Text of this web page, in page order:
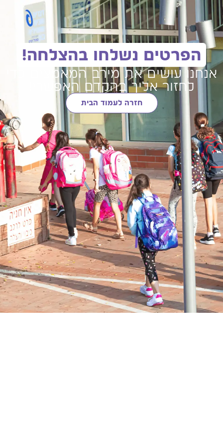
הפרטים נשלחו בהצלחה!
אנחנו עושים את מירב המאמצים כדי
לחזור אליך בהקדם האפשרי!
חזרה לעמוד הבית